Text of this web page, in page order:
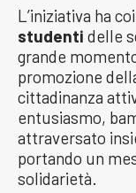
L’iniziativa ha
studenti delle
grande
promozione
cittadinanza
entusiasmo,
attraversato
portando un
solidarietà.